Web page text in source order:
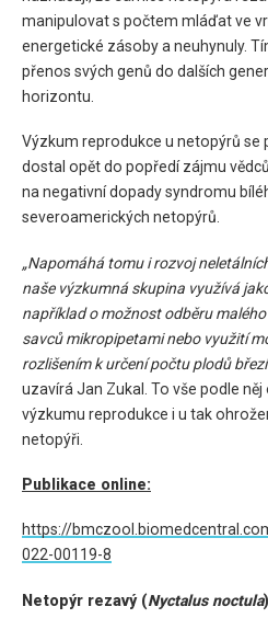
manipulovat s počtem mláďat ve
energetické zásoby a neuhynuly.
přenos svých genů do dalších
horizontu.
Výzkum reprodukce u netopýrů se
dostal opět do popředí zájmu
na negativní dopady syndromu
severoamerických netopýrů.
„Napomáhá tomu i rozvoj
naše výzkumná skupina využívá
například o možnost odběru
savců mikropipetami nebo využití
rozlišením k určení počtu plodů
uzavírá Jan Zukal. To vše podle
výzkumu reprodukce i u tak
netopýři.
Publikace online:
https://
022-00119-8
Netopýr rezavý (Nyctalus noctula)